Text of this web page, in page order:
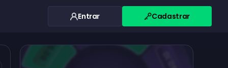
Entrar Cadastrar
$5.00
$0.10 $5.00